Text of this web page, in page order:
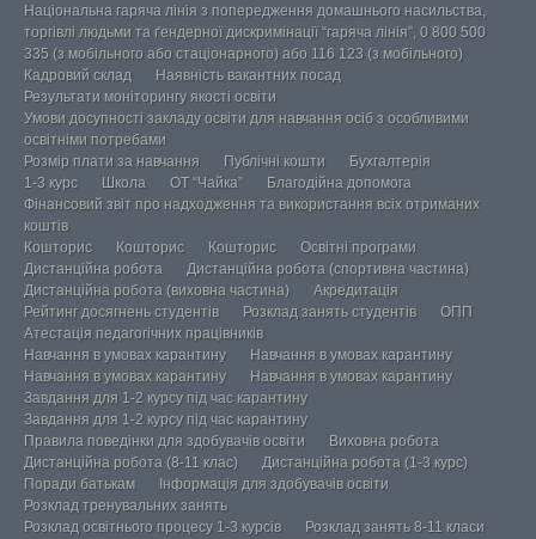
Національна гаряча лінія з попередження домашнього насильства,
торгівлі людьми та ґендерної дискримінації “гаряча лінія”, 0 800 500
335 (з мобільного або стаціонарного) або 116 123 (з мобільного)
Кадровий склад
Наявність вакантних посад
Результати моніторингу якості освіти
Умови досупності закладу освіти для навчання осіб з особливими
освітніми потребами
Розмір плати за навчання
Публічні кошти
Бухгалтерія
1-3 курс
Школа ОТ “Чайка”
Благодійна допомога
Фінансовий звіт про надходження та використання всіх отриманих
коштів
Кошторис
Кошторис Кошторис
Освітні програми
Дистанційна робота
Дистанційна робота (спортивна частина)
Дистанційна робота (виховна частина)
Акредитація
Рейтинг досягнень студентів
Розклад занять студентів
ОПП
Атестація педагогічних працівників
Навчання в умовах карантину
Навчання в умовах карантину
Навчання в умовах карантину
Навчання в умовах карантину
Завдання для 1-2 курсу під час карантину
Завдання для 1-2 курсу під час карантину
Правила поведінки для здобувачів освіти
Виховна робота
Дистанційна робота (8-11 клас)
Дистанційна робота (1-3 курс)
Поради батькам
Інформація для здобувачів освіти
Розклад тренувальних занять
Розклад освітнього процесу 1-3 курсів
Розклад занять 8-11 класи